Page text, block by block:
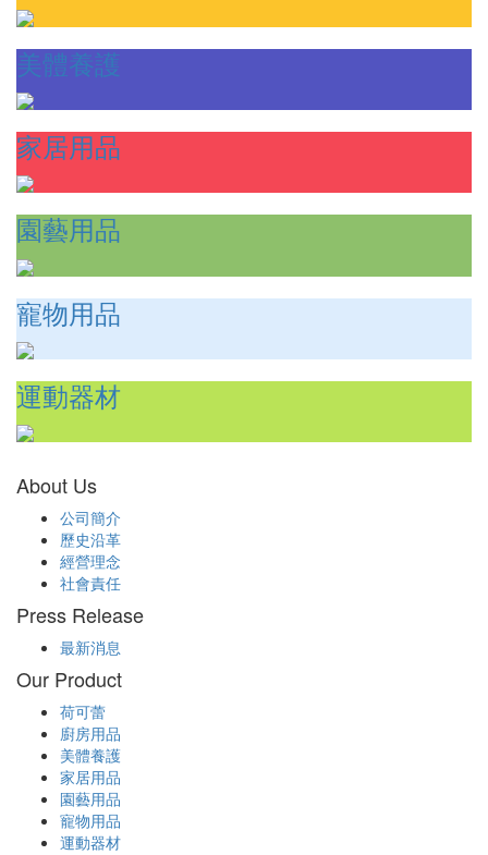
美體養護
家居用品
園藝用品
寵物用品
運動器材
About Us
公司簡介
歷史沿革
經營理念
社會責任
Press Release
最新消息
Our Product
荷可蕾
廚房用品
美體養護
家居用品
園藝用品
寵物用品
運動器材